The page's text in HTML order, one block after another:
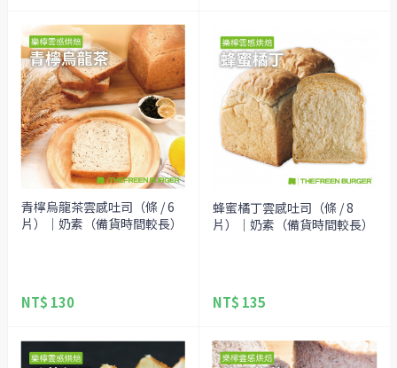
青檸烏龍茶雲感吐司（條 / 6
片）｜奶素（備貨時間較長）
NT$ 130
蜂蜜橘丁雲感吐司（條 / 8
片）｜奶素（備貨時間較長）
NT$ 135